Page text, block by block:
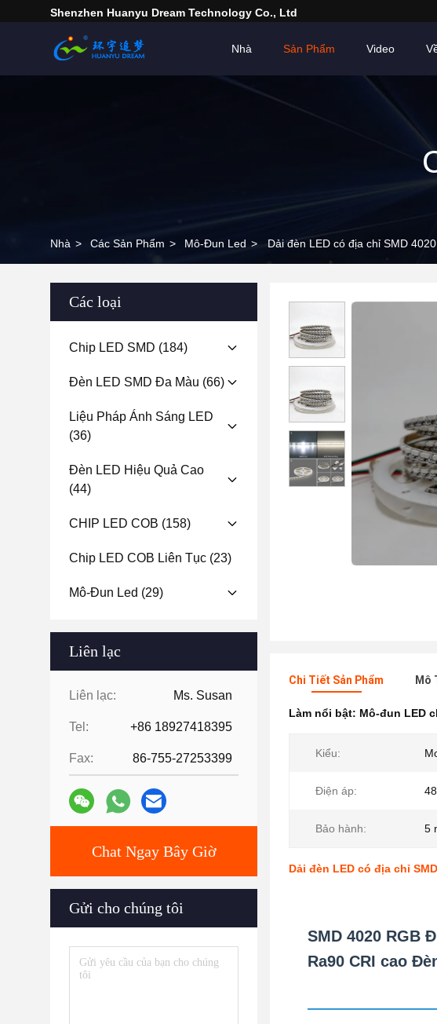
Shenzhen Huanyu Dream Technology Co., Ltd
Nhà Sản Phẩm Video
Nhà > Các Sản Phẩm > Mô-Đun Led > Dải đèn LED có địa chỉ SMD
Các loại
Chip LED SMD (184)
Đèn LED SMD Đa Màu (66)
Liệu Pháp Ánh Sáng LED
(36)
Đèn LED Hiệu Quả Cao
(44)
CHIP LED COB (158)
Chip LED COB Liên Tục (23)
Mô-Đun Led (29)
Liên lạc
Liên lạc: Ms. Susan
Tel: +86 18927418395
Fax: 86-755-27253399
Chat Ngay Bây Giờ
Gửi cho chúng tôi
Chi Tiết Sản Phẩm Mô
Làm nổi bật: Mô-đun LED
Kiểu:
Điện áp:
Bảo hành: 5
Dải đèn LED có địa chỉ
SMD 4020 RGB
Ra90 CRI cao